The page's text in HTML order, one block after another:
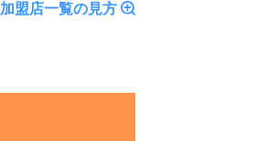
加盟店一覧の見方